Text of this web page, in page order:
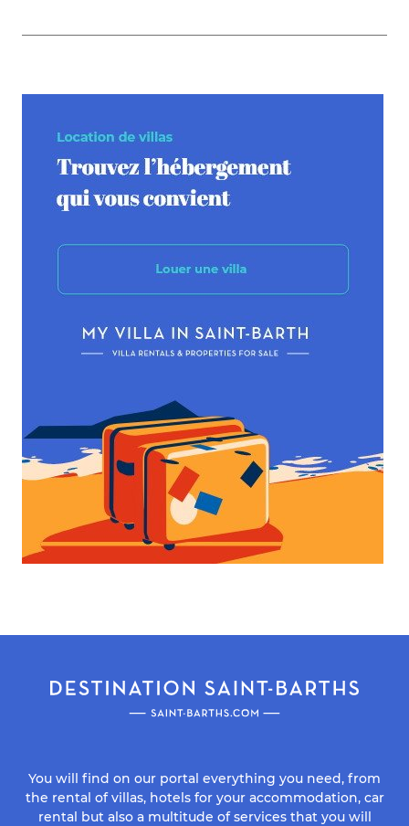
You will find on our portal everything you need, from
the rental of villas, hotels for your accommodation, car
rental but also a multitude of services that you will